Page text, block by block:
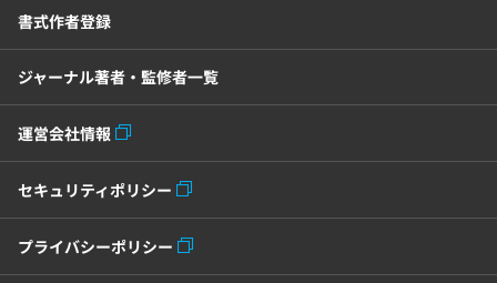
書式作者登録
ジャーナル著者・監修者一覧
運営会社情報
セキュリティポリシー
プライバシーポリシー